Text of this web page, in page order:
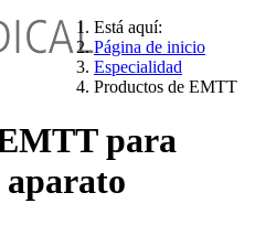
Está aquí:
Página de inicio
Especialidad
Productos de EMTT
para